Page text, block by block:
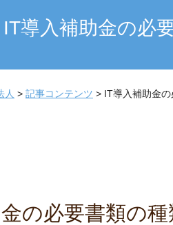
IT導入補助金の必
人 > 記事コンテンツ > IT導入補助金
の必要書類の